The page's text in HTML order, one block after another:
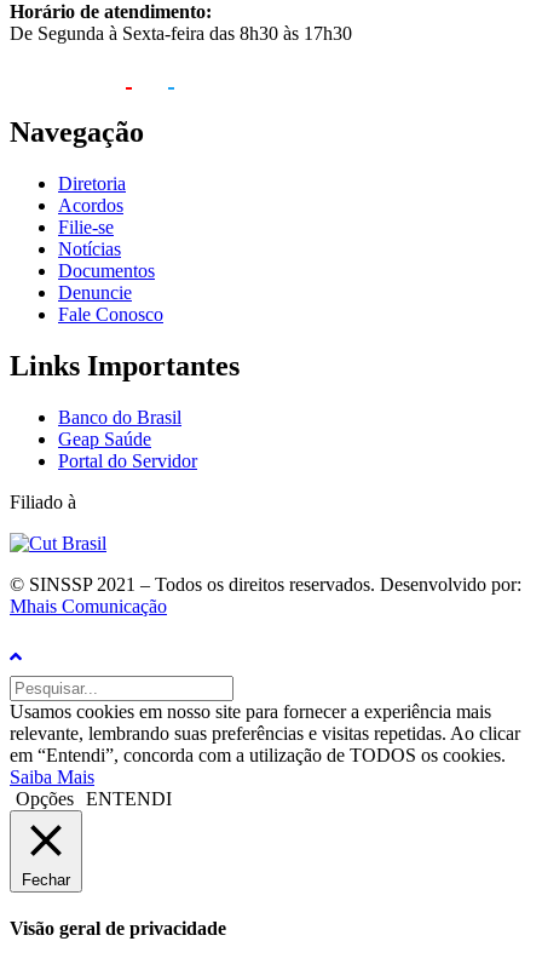
Horário de atendimento:
De Segunda à Sexta-feira das 8h30 às 17h30
Navegação
Diretoria
Acordos
Filie-se
Notícias
Documentos
Denuncie
Fale Conosco
Links Importantes
Banco do Brasil
Geap Saúde
Portal do Servidor
Filiado à
© SINSSP 2021 – Todos os direitos reservados. Desenvolvido por:
Mhais Comunicação
Usamos cookies em nosso site para fornecer a experiência mais
relevante, lembrando suas preferências e visitas repetidas. Ao clicar
em “Entendi”, concorda com a utilização de TODOS os cookies.
Saiba Mais
Opções ENTENDI
Fechar
Visão geral de privacidade